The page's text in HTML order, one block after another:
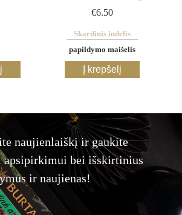
€6.50
Skardinis indelis
papildymo maišelis
Į krepšelį
This
product
The
options
may
be
chosen
on
the
naujienlaiškį ir gaukite
apsipirkimui bei išskirtinius
ir naujienas!